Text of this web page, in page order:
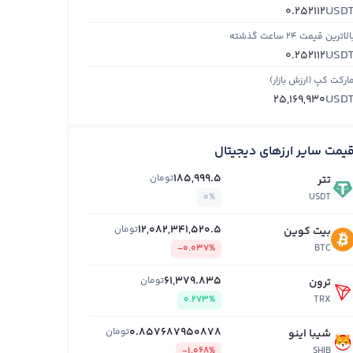
0.252112
قیمت ۲۴ ساعت گذشته
0.252112
مارکت کپ (ارزش بازار)
25,169,930
قیمت سایر ارزهای دیجیتال
تتر
USDT
185,999.5تومان
0%
بیت کوین
BTC
12,082,341,520.5تومان
-0.037%
ترون
TRX
61,379.835تومان
0.273%
شیبا اینو 0.857687950878تومان